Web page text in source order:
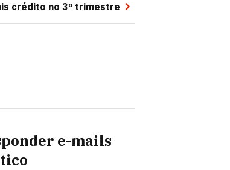
crédito no 3º trimestre
e-mails